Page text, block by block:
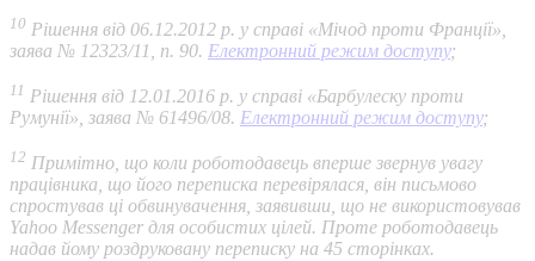
10 Рішення від 06.12.2012 р. у справі «Мічод проти Франції»,
заява № 12323/11, п. 90. Електронний режим доступу;
11 Рішення від 12.01.2016 р. у справі «Барбулеску проти
Румунії», заява № 61496/08. Електронний режим доступу;
12 Примітно, що коли роботодавець вперше звернув увагу
працівника, що його переписка перевірялася, він письмово
спростував ці обвинувачення, заявивши, що не використовував
Yahoo Messenger для особистих цілей. Проте роботодавець
надав йому роздруковану переписку на 45 сторінках.